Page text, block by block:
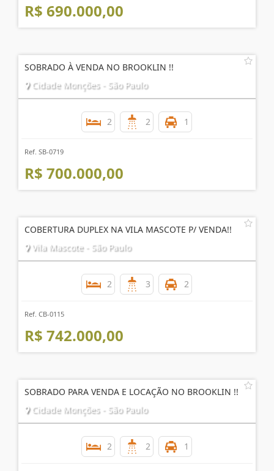
R$ 690.000,00
SOBRADO À VENDA NO BROOKLIN !!
Cidade Monções - São Paulo
2 2 1
Ref. SB-0719
R$ 700.000,00
COBERTURA DUPLEX NA VILA MASCOTE P/ VENDA!!
Vila Mascote - São Paulo
2 3 2
Ref. CB-0115
R$ 742.000,00
SOBRADO PARA VENDA E LOCAÇÃO NO BROOKLIN !!
Cidade Monções - São Paulo
2 2 1